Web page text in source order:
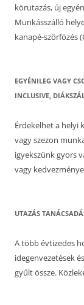
körutazás, új
Munkásszálló
kanapé-szörfözés
EGYÉNILEG VAGY
INCLUSIVE,
Érdekelhet a helyi
vagy szezon
igyekszünk gyors
vagy
UTAZÁS
A több évtizedes
idegenvezetések
gyűlt össze.